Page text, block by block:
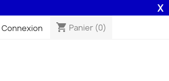
par la Poste . X
Connexion shopping_cart Panier (0)